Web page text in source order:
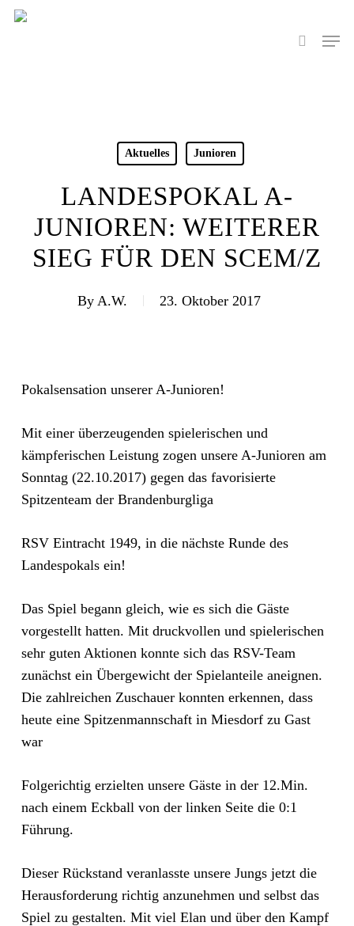
Skip
search
Menu
Aktuelles Junioren
LANDESPOKAL A-
JUNIOREN: WEITERER
SIEG FÜR DEN SCEM/Z
By A.W. 23. Oktober 2017
Pokalsensation unserer A-Junioren!
Mit einer überzeugenden spielerischen und
kämpferischen Leistung zogen unsere A-Junioren am
Sonntag (22.10.2017) gegen das favorisierte
Spitzenteam der Brandenburgliga
RSV Eintracht 1949, in die nächste Runde des
Landespokals ein!
Das Spiel begann gleich, wie es sich die Gäste
vorgestellt hatten. Mit druckvollen und spielerischen
sehr guten Aktionen konnte sich das RSV-Team
zunächst ein Übergewicht der Spielanteile aneignen.
Die zahlreichen Zuschauer konnten erkennen, dass
heute eine Spitzenmannschaft in Miesdorf zu Gast
war
Folgerichtig erzielten unsere Gäste in der 12.Min.
nach einem Eckball von der linken Seite die 0:1
Führung.
Dieser Rückstand veranlasste unsere Jungs jetzt die
Herausforderung richtig anzunehmen und selbst das
Spiel zu gestalten. Mit viel Elan und über den Kampf